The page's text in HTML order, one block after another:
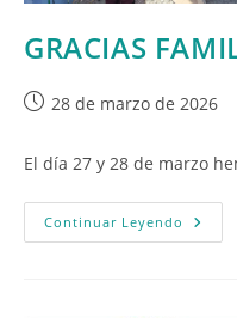
GRACIAS
Publicación
la
28 de marzo de 2026
El día 27 y 28 de marzo
Continuar Leyendo